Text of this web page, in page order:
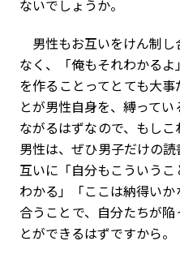
ないでしょうか。
男性もお互いをけん制し
なく、「俺もそれわかる
を作ることってとても大
とが男性自身を、縛って
ながるはずなので、もし
男性は、ぜひ男子だけの
互いに「自分もこういう
わかる」「ここは納得い
合うことで、自分たちが
とができるはずですから。